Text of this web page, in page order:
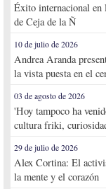
Éxito internacional en
de Ceja de la Ñ
10 de julio de 2026
Andrea Aranda
la vista puesta en el
03 de agosto de 2026
'Hoy tampoco ha
cultura friki,
29 de julio de 2026
Alex Cortina: El
la mente y el corazón